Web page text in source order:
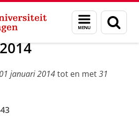
Menu
en
zoeken
Nieuws
01 januari 2014tot en met31